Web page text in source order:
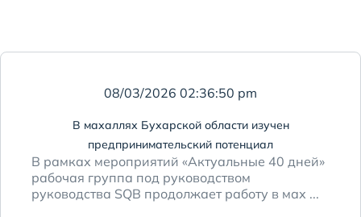
08/03/2026 02:36:50 pm
В махаллях Бухарской области изучен
предпринимательский потенциал
В рамках мероприятий «Актуальные 40 дней»
рабочая группа под руководством
руководства SQB продолжает работу в мах ...